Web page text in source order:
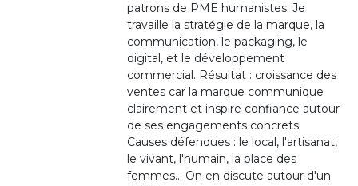
patrons de PME humanistes. Je
travaille la stratégie de la marque, la
communication, le packaging, le
digital, et le développement
commercial. Résultat : croissance des
ventes car la marque communique
clairement et inspire confiance autour
de ses engagements concrets.
Causes défendues : le local, l'artisanat,
le vivant, l'humain, la place des
femmes... On en discute autour d'un